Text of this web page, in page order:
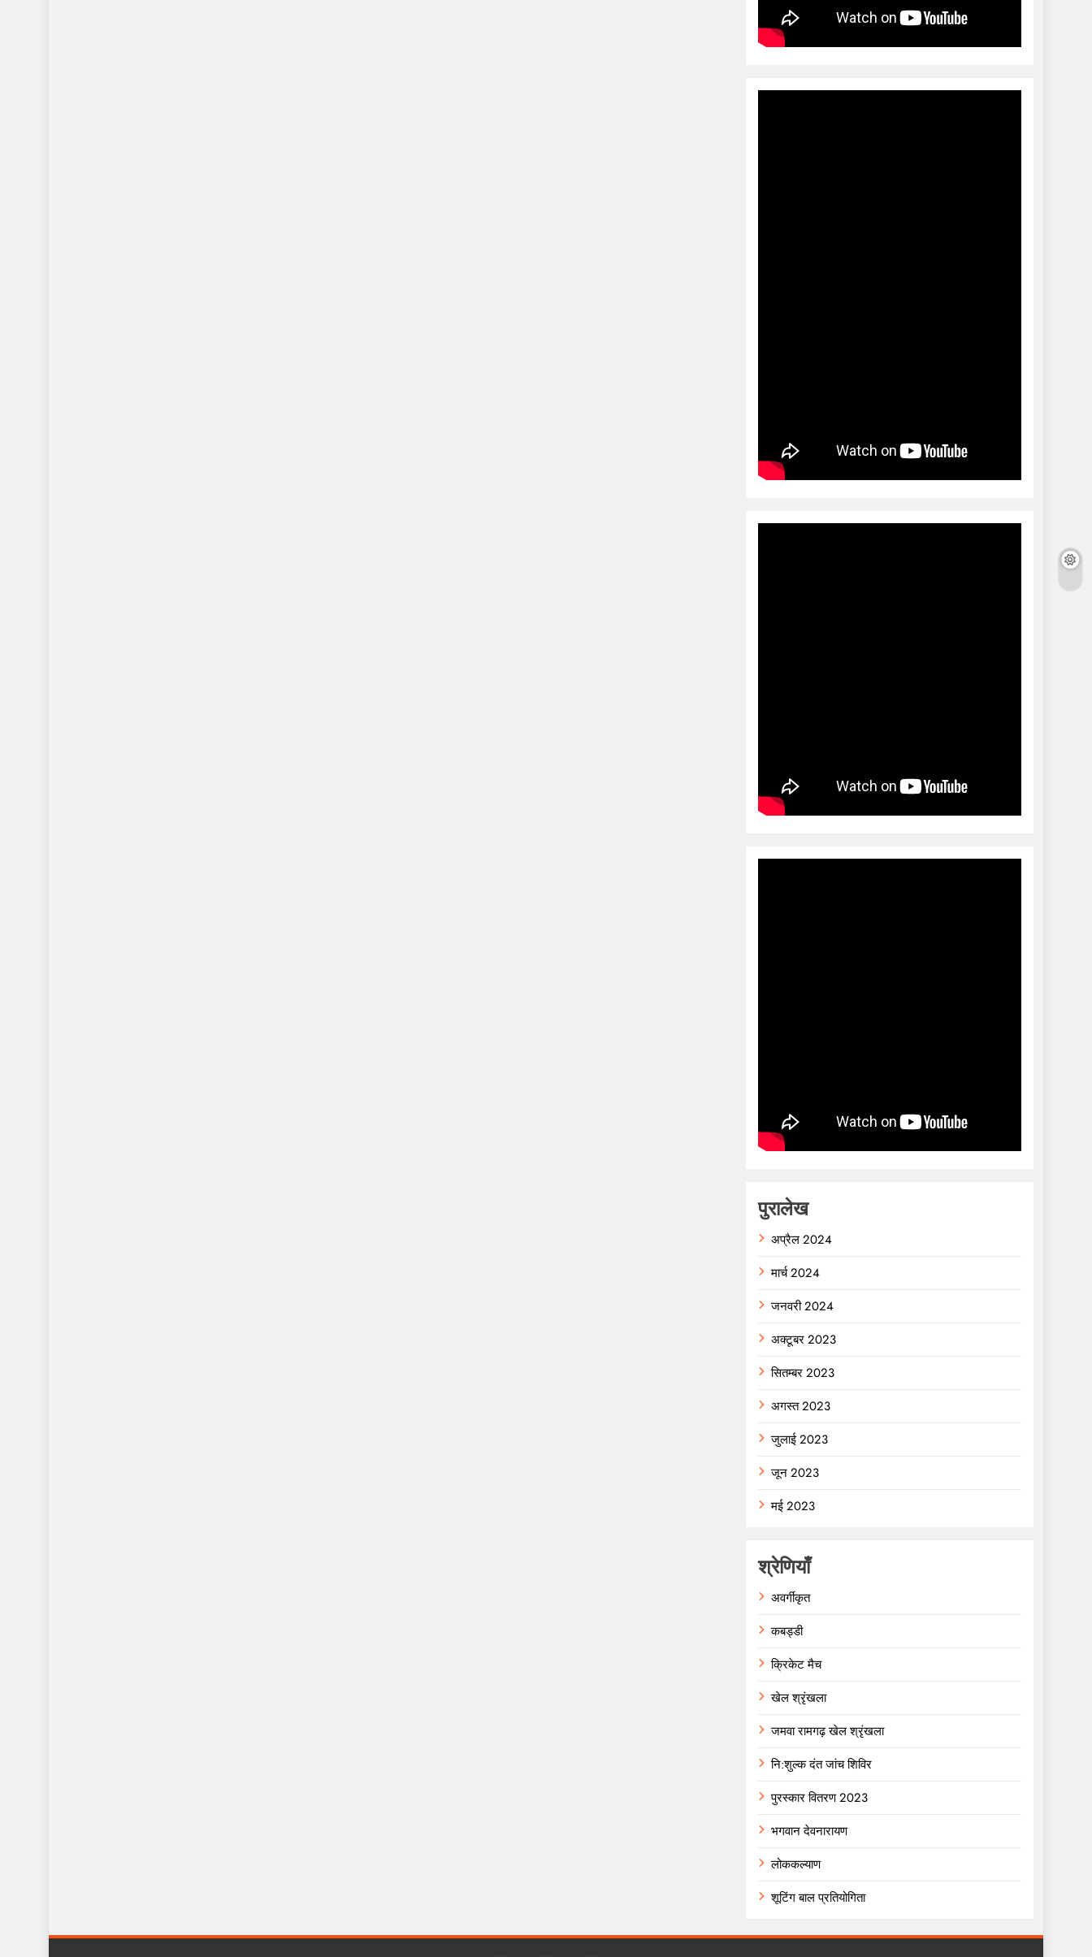
पुरालेख
अप्रैल 2024
मार्च 2024
जनवरी 2024
अक्टूबर 2023
सितम्बर 2023
अगस्त 2023
जुलाई 2023
जून 2023
मई 2023
श्रेणियाँ
अवर्गीकृत
कबड्डी
क्रिकेट मैच
खेल श्रृंखला
जमवा रामगढ़ खेल श्रृंखला
नि:शुल्क दंत जांच शिविर
पुरस्कार वितरण 2023
भगवान देवनारायण
लोककल्याण
शूटिंग बाल प्रतियोगिता